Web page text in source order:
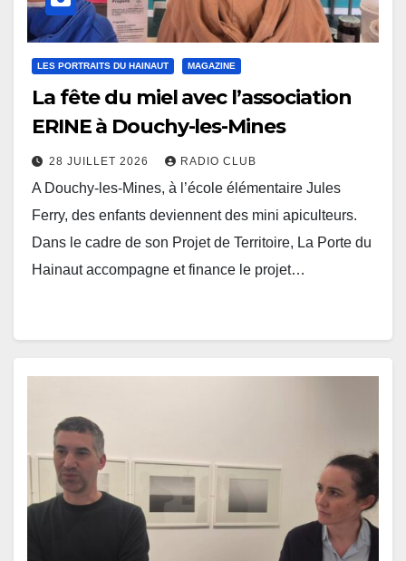
LES PORTRAITS DU HAINAUT MAGAZINE
La fête du miel avec l’association
ERINE à Douchy-les-Mines
28 JUILLET 2026 RADIO CLUB
A Douchy-les-Mines, à l’école élémentaire Jules
Ferry, des enfants deviennent des mini apiculteurs.
Dans le cadre de son Projet de Territoire, La Porte du
Hainaut accompagne et finance le projet…